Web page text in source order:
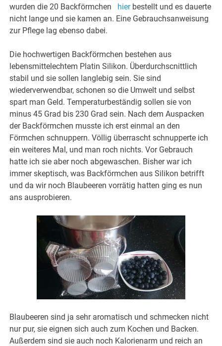
wurden die 20 Backförmchen hier bestellt und es dauerte
nicht lange und sie kamen an. Eine Gebrauchsanweisung
zur Pflege lag ebenso dabei.
Die hochwertigen Backförmchen bestehen aus
lebensmittelechtem Platin Silikon. Überdurchscnittlich
stabil und sie sollen langlebig sein. Sie sind
wiederverwendbar, schonen so die Umwelt und selbst
spart man Geld. Temperaturbeständig sollen sie von
minus 45 Grad bis 230 Grad sein. Nach dem Auspacken
der Backförmchen musste ich erst einmal an den
Förmchen schnuppern. Völlig überrascht schnupperte ich
ein weiteres Mal, und man roch nichts. Vor Gebrauch
hatte ich sie aber noch abgewaschen. Bisher war ich
immer skeptisch, was Backförmchen aus Silikon betrifft
und da wir noch Blaubeeren vorrätig hatten ging es nun
ans ausprobieren.
Blaubeeren sind ja sehr aromatisch und schmecken nicht
nur pur, sie eignen sich auch zum Kochen und Backen.
Außerdem sind sie auch noch Kalorienarm und reich an